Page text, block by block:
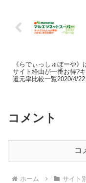
《らでぃっしゅぼーや》
サイト経由が一番お得?
還元率比較一覧2020/4/22
コメント
コ
ホーム サイト